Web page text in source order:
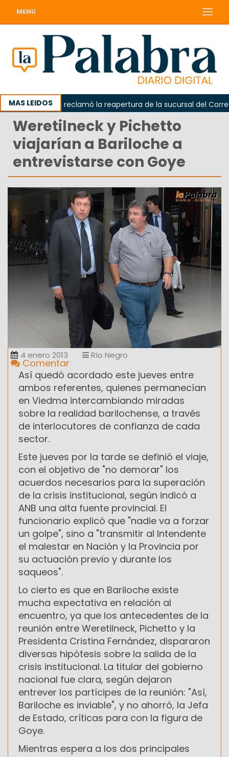
MENU
MAS LEIDOS
Odarda reclamó la reapertura de la sucursal del Correo
Weretilneck y Pichetto
viajarían a Bariloche a
entrevistarse con Goye
4 enero 2013 Río Negro
Comentar
Así quedó acordado este jueves entre
ambos referentes, quienes permanecían
en Viedma intercambiando miradas
sobre la realidad barilochense, a través
de interlocutores de confianza de cada
sector.
Este jueves por la tarde se definió el viaje,
con el objetivo de "no demorar" los
acuerdos necesarios para la superación
de la crisis institucional, según indicó a
ANB una alta fuente provincial. El
funcionario explicó que "nadie va a forzar
un golpe", sino a "transmitir al Intendente
el malestar en Nación y la Provincia por
su actuación previo y durante los
saqueos".
Lo cierto es que en Bariloche existe
mucha expectativa en relación al
encuentro, ya que los antecedentes de la
reunión entre Weretilneck, Pichetto y la
Presidenta Cristina Fernández, dispararon
diversas hipótesis sobre la salida de la
crisis institucional. La titular del gobierno
nacional fue clara, según dejaron
entrever los partícipes de la reunión: "Así,
Bariloche es inviable", y no ahorró, la Jefa
de Estado, críticas para con la figura de
Goye.
Mientras espera a los dos principales